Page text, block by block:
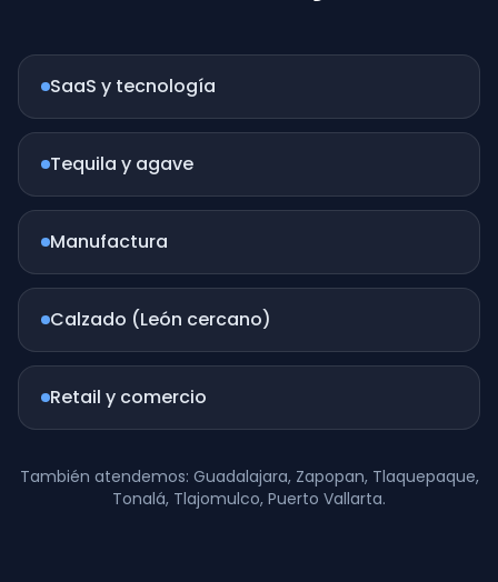
SaaS y tecnología
Tequila y agave
Manufactura
Calzado (León cercano)
Retail y comercio
También atendemos: Guadalajara, Zapopan, Tlaquepaque,
Tonalá, Tlajomulco, Puerto Vallarta.